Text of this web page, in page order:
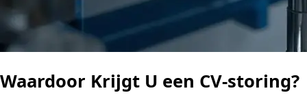
Waardoor Krijgt U een CV-storing?